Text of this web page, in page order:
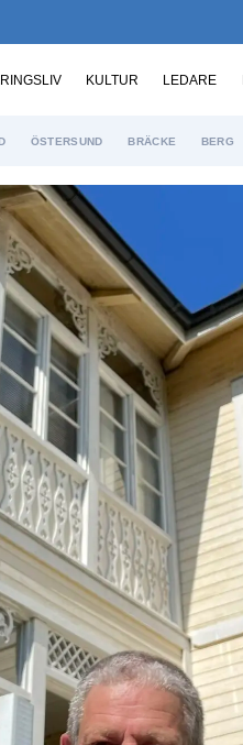
KULTUR LEDARE
ÖSTERSUND BRÄCKE BERG